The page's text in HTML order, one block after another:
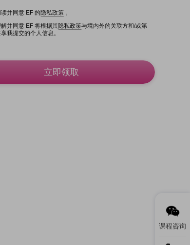
并同意 EF 的隐私政策 。
并同意 EF 将根据其隐私政策与境内外的关联方和/或第
我提交的个人信息。
立即领取
课程咨询